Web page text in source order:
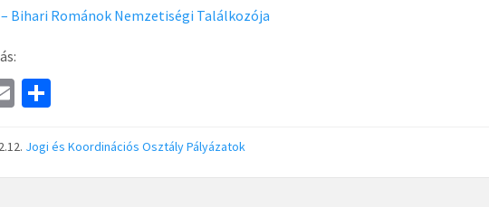
Bihari Románok Nemzetiségi Találkozója
E
ai
l
ar
e
Jogi és Koordinációs OsztályPályázatok